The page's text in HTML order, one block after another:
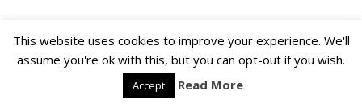
Buzz Ultra Copyright © 2026. Back to Top ↑
This website uses cookies to improve your experience. We'll
assume you're ok with this, but you can opt-out if you wish.
Accept Read More
Français English ( Anglais)